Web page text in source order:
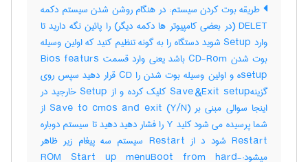
طریقه بوت کردن سیستم: در هنگام روشن شدن سیستم دکمه
DELET (در بعضی کامپیوتر ها دکمه دیگر) را پائین نگه دارید تا
وارد Setup شوید دستگاه را به گونه تنظیم کنید که اولین وسیله
بوت شدن CD-Rom باشد یعنی وارد قسمت Bios featurs
setupه و اولین وسیله بوت شدن را CD قرار دهید سپس روی
گزینهSave &Exit setup کلیک کرده و از Setup خارجید در
اینجا سوالی مبنی بر (Save to cmos and exit (Y/N از
شما پرسیده می شود کلید Y را فشار دهید دهید تا سیستم دوباره
Restart شود د از Restart سیستم سه پیغام زیر ظاهر
میشود:-ROM Start up menuBoot from hard